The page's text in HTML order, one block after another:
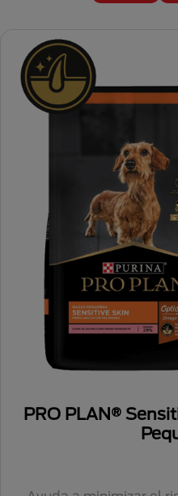
PRO PLAN®